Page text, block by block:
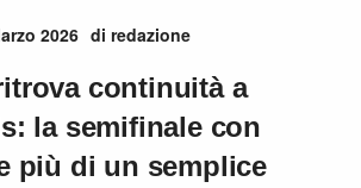
2026 di redazione
continuità a
la semifinale con
più di un semplice